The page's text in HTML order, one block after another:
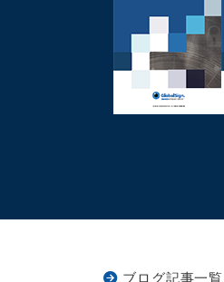
ブログ記事一覧